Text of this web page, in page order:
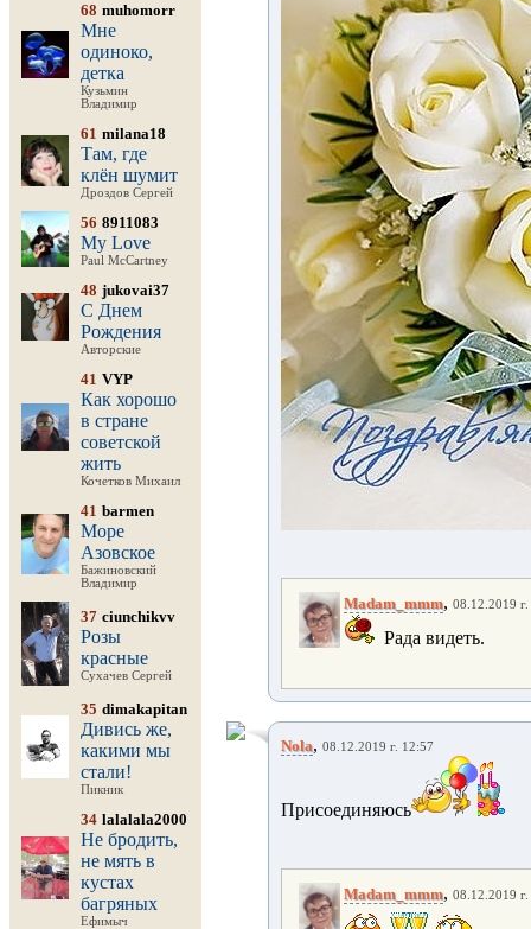
68 muhomorr
Мне
одиноко,
детка
Кузьмин
Владимир
61 milana18
Там, где
клён шумит
Дроздов Сергей
56 8911083
My Love
Paul McCartney
48 jukovai37
С Днем
Рождения
Авторские
41 VYP
Как хорошо
в стране
советской
жить
Кочетков Михаил
41 barmen
Море
Азовское
Бажиновский
Владимир
37 ciunchikvv
Розы
красные
Сухачев Сергей
35 dimakapitan
Дивись же,
какими мы
стали!
Пикник
34 lalalala2000
Не бродить,
не мять в
кустах
багряных
Ефимыч
Madam_mmm, 08.12.2019
Рада видеть.
Nola, 08.12.2019 г. 12:57
Присоединяюсь
Madam_mmm, 08.12.2019